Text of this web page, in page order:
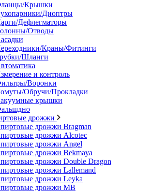
Крышки
Диоптры
Дефлегматоры
Отводы
Краны/Фитинги
Шланги
и контроль
Воронки
Обручи/Прокладки
крышки
дрожжи
дрожжи Bragman
дрожжи Alcotec
дрожжи Angel
дрожжи Bekmaya
дрожжи Double Dragon
дрожжи Lallemand
дрожжи Leyka
дрожжи MB